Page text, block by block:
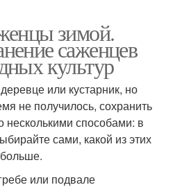
зимой.
саженцев
культур
или кустарник, но
не получилось, сохранить
способами: в
сами, какой из этих
или подвале